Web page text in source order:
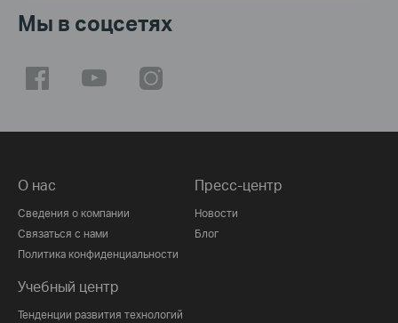
Мы в соцсетях
О нас
Сведения о компании
Связаться с нами
Политика конфиденциальности
Пресс-центр
Новости
Блог
Учебный центр
Тенденции развития технологий